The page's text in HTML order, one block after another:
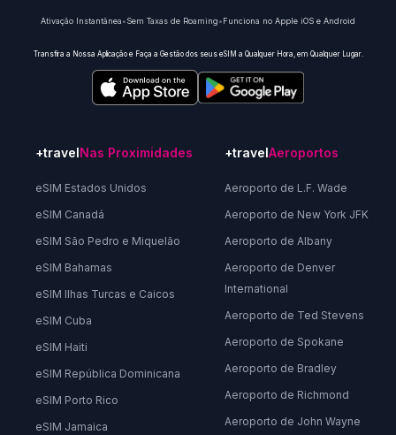
Ativação Instantânea•Sem Taxas de Roaming•Funciona no Apple iOS e Android
Transfira a Nossa Aplicação e Faça a Gestão dos seus eSIM a Qualquer Hora, em Qualquer Lugar.
+travelNas Proximidades
eSIM Estados Unidos
eSIM Canadá
eSIM São Pedro e Miquelão
eSIM Bahamas
eSIM Ilhas Turcas e Caicos
eSIM Cuba
eSIM Haiti
eSIM República Dominicana
eSIM Porto Rico
eSIM Jamaica
+travelAeroportos
Aeroporto de L.F. Wade
Aeroporto de New York JFK
Aeroporto de Albany
Aeroporto de Denver
International
Aeroporto de Ted Stevens
Aeroporto de Spokane
Aeroporto de Bradley
Aeroporto de Richmond
Aeroporto de John Wayne